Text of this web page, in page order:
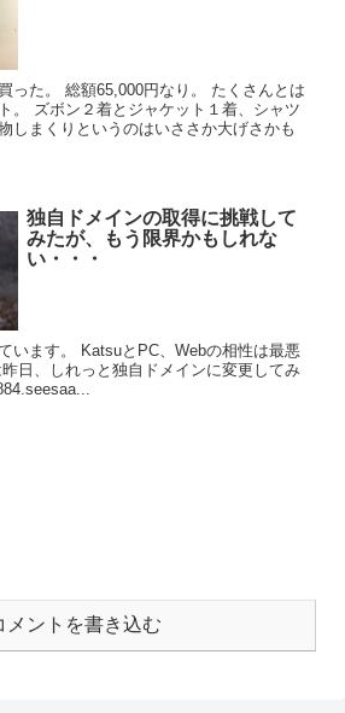
った。 総額65,000円なり。 たくさんとは
。 ズボン２着とジャケット１着、シャツ
しまくりというのはいささか大げさかも
独自ドメインの取得に挑戦して
みたが、もう限界かもしれな
い・・・
います。 KatsuとPC、Webの相性は最悪
日、しれっと独自ドメインに変更してみ
メントを書き込む